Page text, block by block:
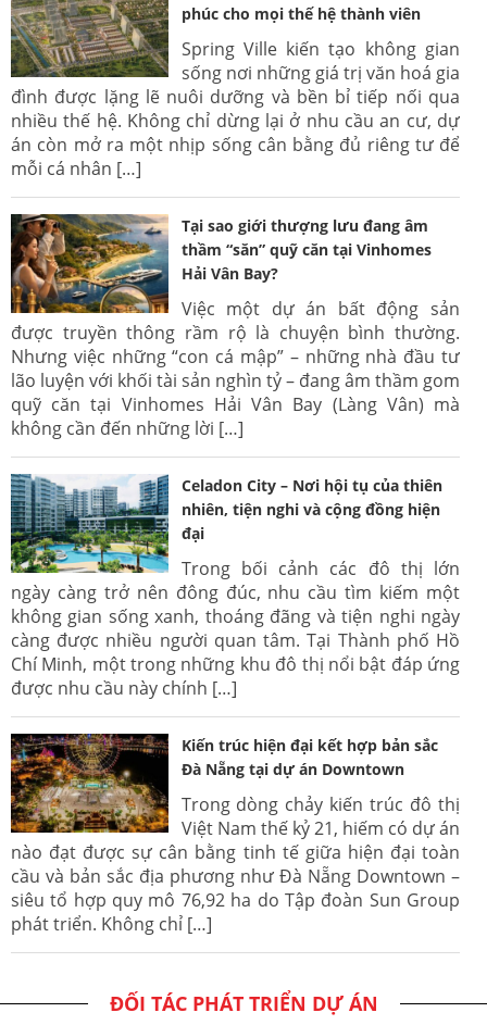
phúc cho mọi thế hệ thành viên
Spring Ville kiến tạo không gian
sống nơi những giá trị văn hoá gia
đình được lặng lẽ nuôi dưỡng và bền bỉ tiếp nối qua
nhiều thế hệ. Không chỉ dừng lại ở nhu cầu an cư, dự
án còn mở ra một nhịp sống cân bằng đủ riêng tư để
mỗi cá nhân […]
Tại sao giới thượng lưu đang âm
thầm “săn” quỹ căn tại Vinhomes
Hải Vân Bay?
Việc một dự án bất động sản
được truyền thông rầm rộ là chuyện bình thường.
Nhưng việc những “con cá mập” – những nhà đầu tư
lão luyện với khối tài sản nghìn tỷ – đang âm thầm gom
quỹ căn tại Vinhomes Hải Vân Bay (Làng Vân) mà
không cần đến những lời […]
Celadon City – Nơi hội tụ của thiên
nhiên, tiện nghi và cộng đồng hiện
đại
Trong bối cảnh các đô thị lớn
ngày càng trở nên đông đúc, nhu cầu tìm kiếm một
không gian sống xanh, thoáng đãng và tiện nghi ngày
càng được nhiều người quan tâm. Tại Thành phố Hồ
Chí Minh, một trong những khu đô thị nổi bật đáp ứng
được nhu cầu này chính […]
Kiến trúc hiện đại kết hợp bản sắc
Đà Nẵng tại dự án Downtown
Trong dòng chảy kiến trúc đô thị
Việt Nam thế kỷ 21, hiếm có dự án
nào đạt được sự cân bằng tinh tế giữa hiện đại toàn
cầu và bản sắc địa phương như Đà Nẵng Downtown –
siêu tổ hợp quy mô 76,92 ha do Tập đoàn Sun Group
phát triển. Không chỉ […]
ĐỐI TÁC PHÁT TRIỂN DỰ ÁN